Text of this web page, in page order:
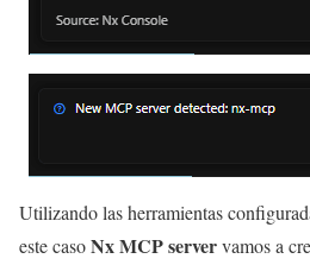
Utilizando las herramientas
este casoNx MCP servervamos a